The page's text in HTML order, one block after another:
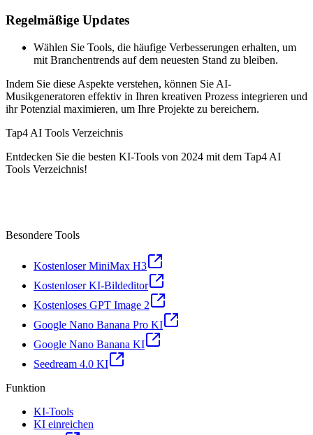
Regelmäßige Updates
Wählen Sie Tools, die häufige Verbesserungen erhalten, um
mit Branchentrends auf dem neuesten Stand zu bleiben.
Indem Sie diese Aspekte verstehen, können Sie AI-
Musikgeneratoren effektiv in Ihren kreativen Prozess integrieren und
ihr Potenzial maximieren, um Ihre Projekte zu bereichern.
Tap4 AI Tools Verzeichnis
Entdecken Sie die besten KI-Tools von 2024 mit dem Tap4 AI
Tools Verzeichnis!
Besondere Tools
Kostenloser MiniMax H3
Kostenloser KI-Bildeditor
Kostenloses GPT Image 2
Google Nano Banana Pro KI
Google Nano Banana KI
Seedream 4.0 KI
Funktion
KI-Tools
KI einreichen